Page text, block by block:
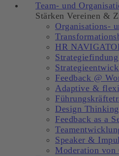
Team- und
Stärken Vereinen &
Organisations-
HR
Feedback @
Adaptive &
Design
Feedback as a
Speaker &
Moderation von